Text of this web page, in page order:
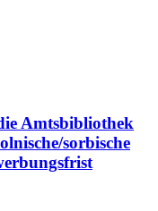
Amtsbibliothek
sorbische